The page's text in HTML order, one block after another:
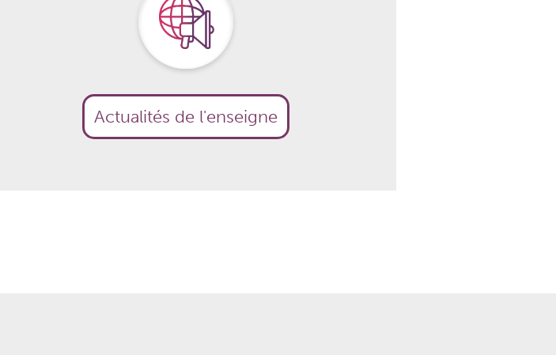
Actualités de l'enseigne